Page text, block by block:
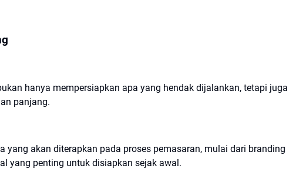
hanya mempersiapkan apa yang hendak dijalankan, tetapi juga
panjang.
yang akan diterapkan pada proses pemasaran, mulai dari branding
yang penting untuk disiapkan sejak awal.